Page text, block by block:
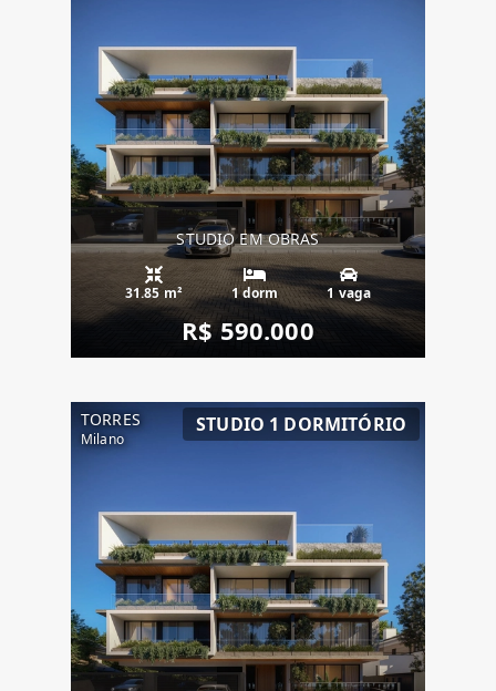
STUDIO EM OBRAS
31.85 m² 1 dorm 1 vaga
R$ 590.000
TORRES
Milano
STUDIO 1 DORMITÓRIO